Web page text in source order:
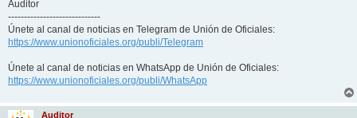
Auditor
-----------------------------
Únete al canal de noticias en Telegram de Unión de Oficiales:
https://www.unionoficiales.org/publi/Telegram
Únete al canal de noticias en WhatsApp de Unión de Oficiales:
https://www.unionoficiales.org/publi/WhatsApp
Auditor